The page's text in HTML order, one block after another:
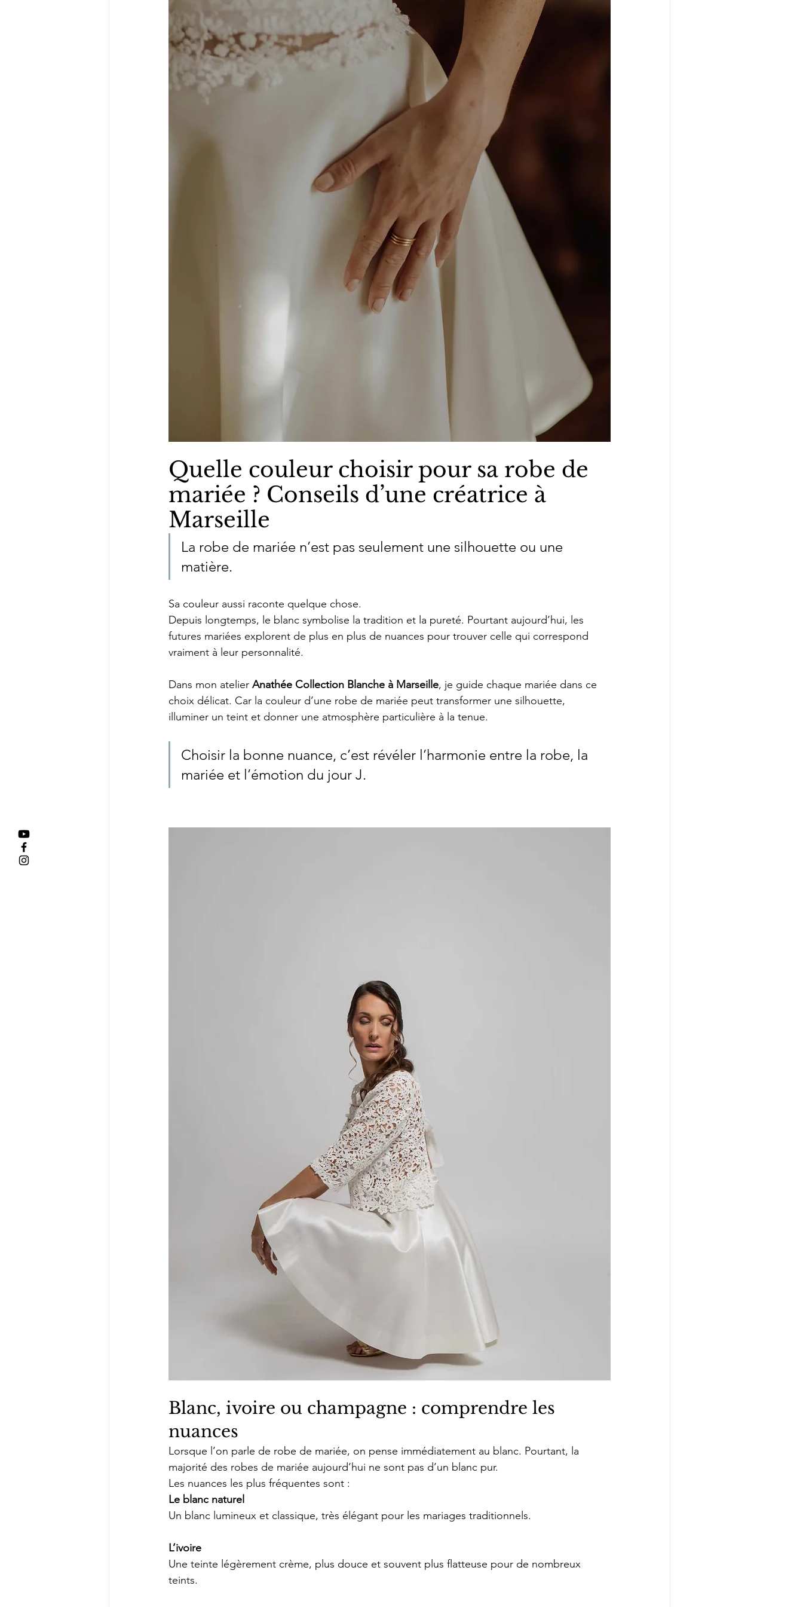
Quelle couleur choisir pour sa robe de
mariée ? Conseils d’une créatrice à
Marseille
La robe de mariée n’est pas seulement une silhouette ou une
matière.
Sa couleur aussi raconte quelque chose.
Depuis longtemps, le blanc symbolise la tradition et la pureté. Pourtant aujourd’hui, les
futures mariées explorent de plus en plus de nuances pour trouver celle qui correspond
vraiment à leur personnalité.
Dans mon atelier Anathée Collection Blanche à Marseille, je guide chaque mariée dans ce
choix délicat. Car la couleur d’une robe de mariée peut transformer une silhouette,
illuminer un teint et donner une atmosphère particulière à la tenue.
Choisir la bonne nuance, c’est révéler l’harmonie entre la robe, la
mariée et l’émotion du jour J.
Blanc, ivoire ou champagne : comprendre les
nuances
Lorsque l’on parle de robe de mariée, on pense immédiatement au blanc. Pourtant, la
majorité des robes de mariée aujourd’hui ne sont pas d’un blanc pur.
Les nuances les plus fréquentes sont :
Le blanc naturel
Un blanc lumineux et classique, très élégant pour les mariages traditionnels.
L’ivoire
Une teinte légèrement crème, plus douce et souvent plus flatteuse pour de nombreux
teints.